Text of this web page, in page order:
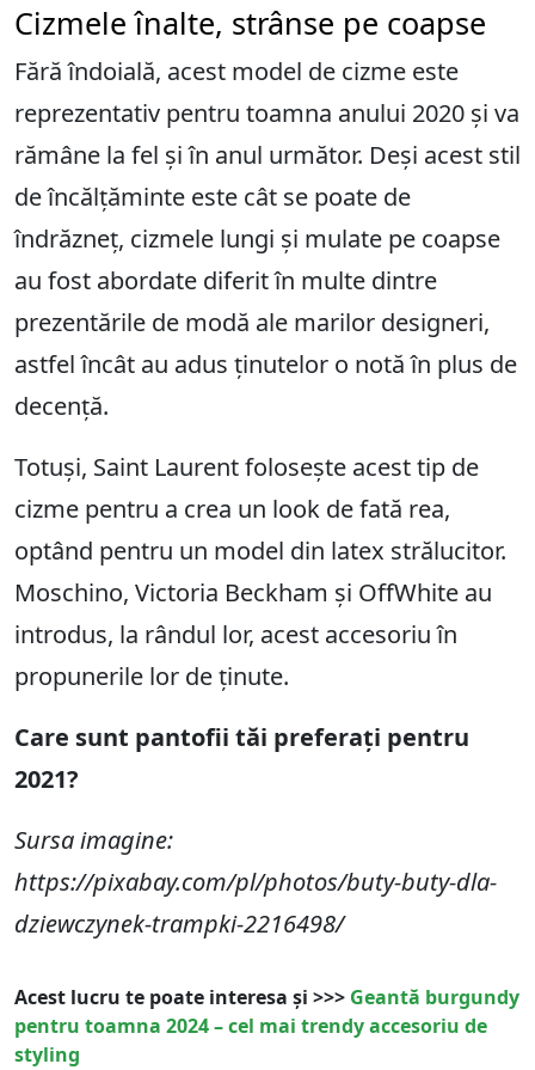
Cizmele înalte, strânse pe coapse
Fără îndoială, acest model de cizme este
reprezentativ pentru toamna anului 2020 și va
rămâne la fel și în anul următor. Deși acest stil
de încălțăminte este cât se poate de
îndrăzneț, cizmele lungi și mulate pe coapse
au fost abordate diferit în multe dintre
prezentările de modă ale marilor designeri,
astfel încât au adus ținutelor o notă în plus de
decență.
Totuși, Saint Laurent folosește acest tip de
cizme pentru a crea un look de fată rea,
optând pentru un model din latex strălucitor.
Moschino, Victoria Beckham și OffWhite au
introdus, la rândul lor, acest accesoriu în
propunerile lor de ținute.
Care sunt pantofii tăi preferați pentru
2021?
Sursa imagine:
https://pixabay.com/pl/photos/buty-buty-dla-
dziewczynek-trampki-2216498/
Acest lucru te poate interesa și >>> Geantă burgundy
pentru toamna 2024 – cel mai trendy accesoriu de
styling